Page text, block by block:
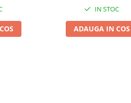
IN STOC
ADAUGA IN COS